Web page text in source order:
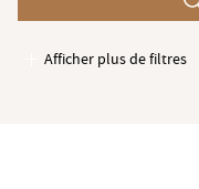
Afficher plus de filtres
Garages / Parking